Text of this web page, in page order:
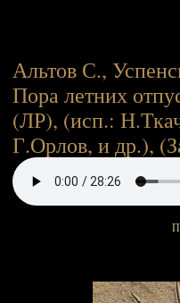
Альтов С.,
Пора летних
(ЛР), (исп.:
Г.Орлов, и др.),